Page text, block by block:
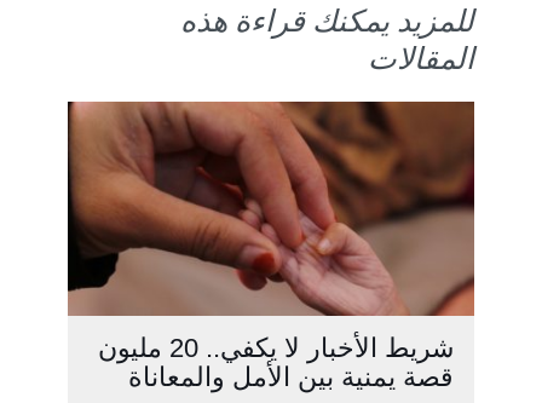
للمزيد يمكنك قراءة هذه
المقالات
شريط الأخبار لا يكفي.. 20 مليون
قصة يمنية بين الأمل والمعاناة